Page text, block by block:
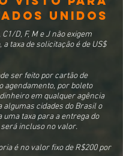
UNIDOS
D, F, M e J não exigem
a taxa de solicitação é de US$
ser feito por cartão de
agendamento, por boleto
em qualquer agência
algumas cidades do Brasil o
uma taxa para a entrega do
incluso no valor.
é no valor fixo de R$200 por